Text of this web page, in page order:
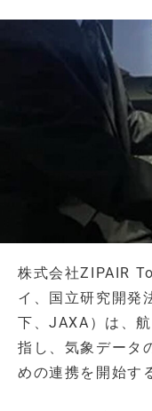
株式会社ZIPAIR
イ、国立研究開発
下、JAXA）は、
指し、気象データ
めの連携を開始す